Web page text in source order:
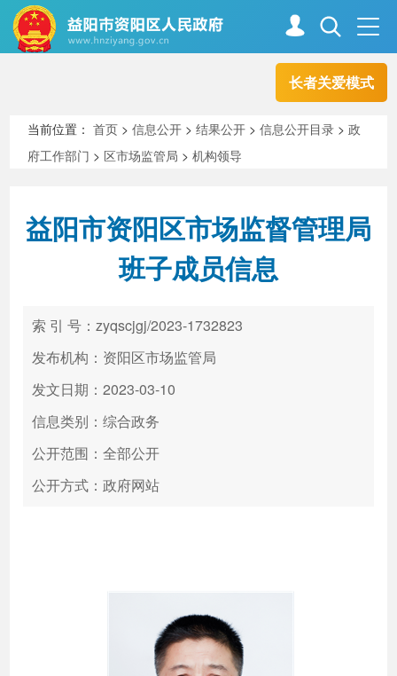
长者关爱模式
走进资阳
新闻中心 解读回应
政务服务
高效办成一件事
当前位置：首页 >信息公开 >结果公开 >信息公开目录 >政
府工作部门 > 区市场监管局 >机构领导
益阳市资阳区市场监督管理局
班子成员信息
索 引 号：zyqscjgj/2023-1732823
发布机构：资阳区市场监管局
发文日期：2023-03-10
信息类别：综合政务
公开范围：全部公开
公开方式：政府网站